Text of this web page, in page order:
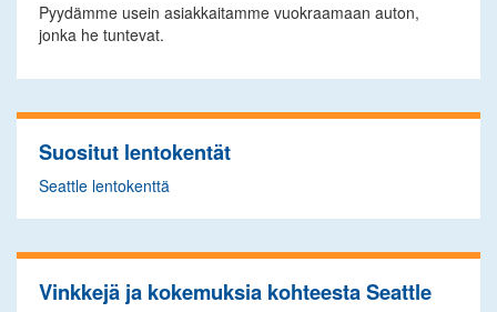
Pyydämme usein asiakkaitamme vuokraamaan auton,
jonka he tuntevat.
Suositut lentokentät
Seattle lentokenttä
Vinkkejä ja kokemuksia kohteesta Seattle